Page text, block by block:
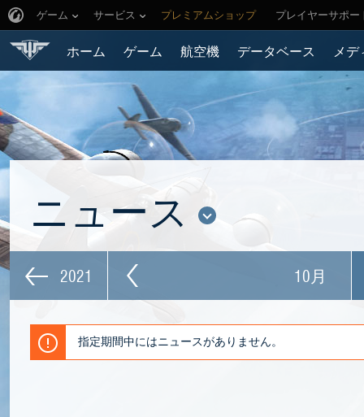
ゲーム サービス プレミアムショップ プレイヤーサポー
ホーム ゲーム 航空機 データベース メ
ニュース
2021 10月
指定期間中にはニュースがありません。